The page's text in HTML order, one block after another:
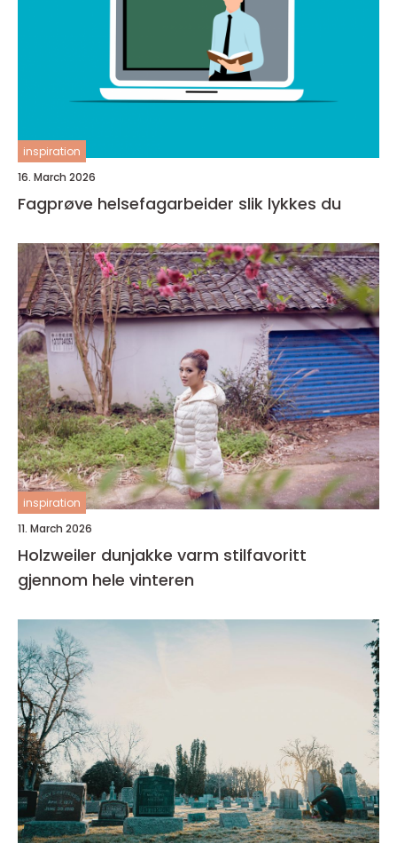
inspiration
16. March 2026
Fagprøve helsefagarbeider slik lykkes du
inspiration
11. March 2026
Holzweiler dunjakke varm stilfavoritt
gjennom hele vinteren